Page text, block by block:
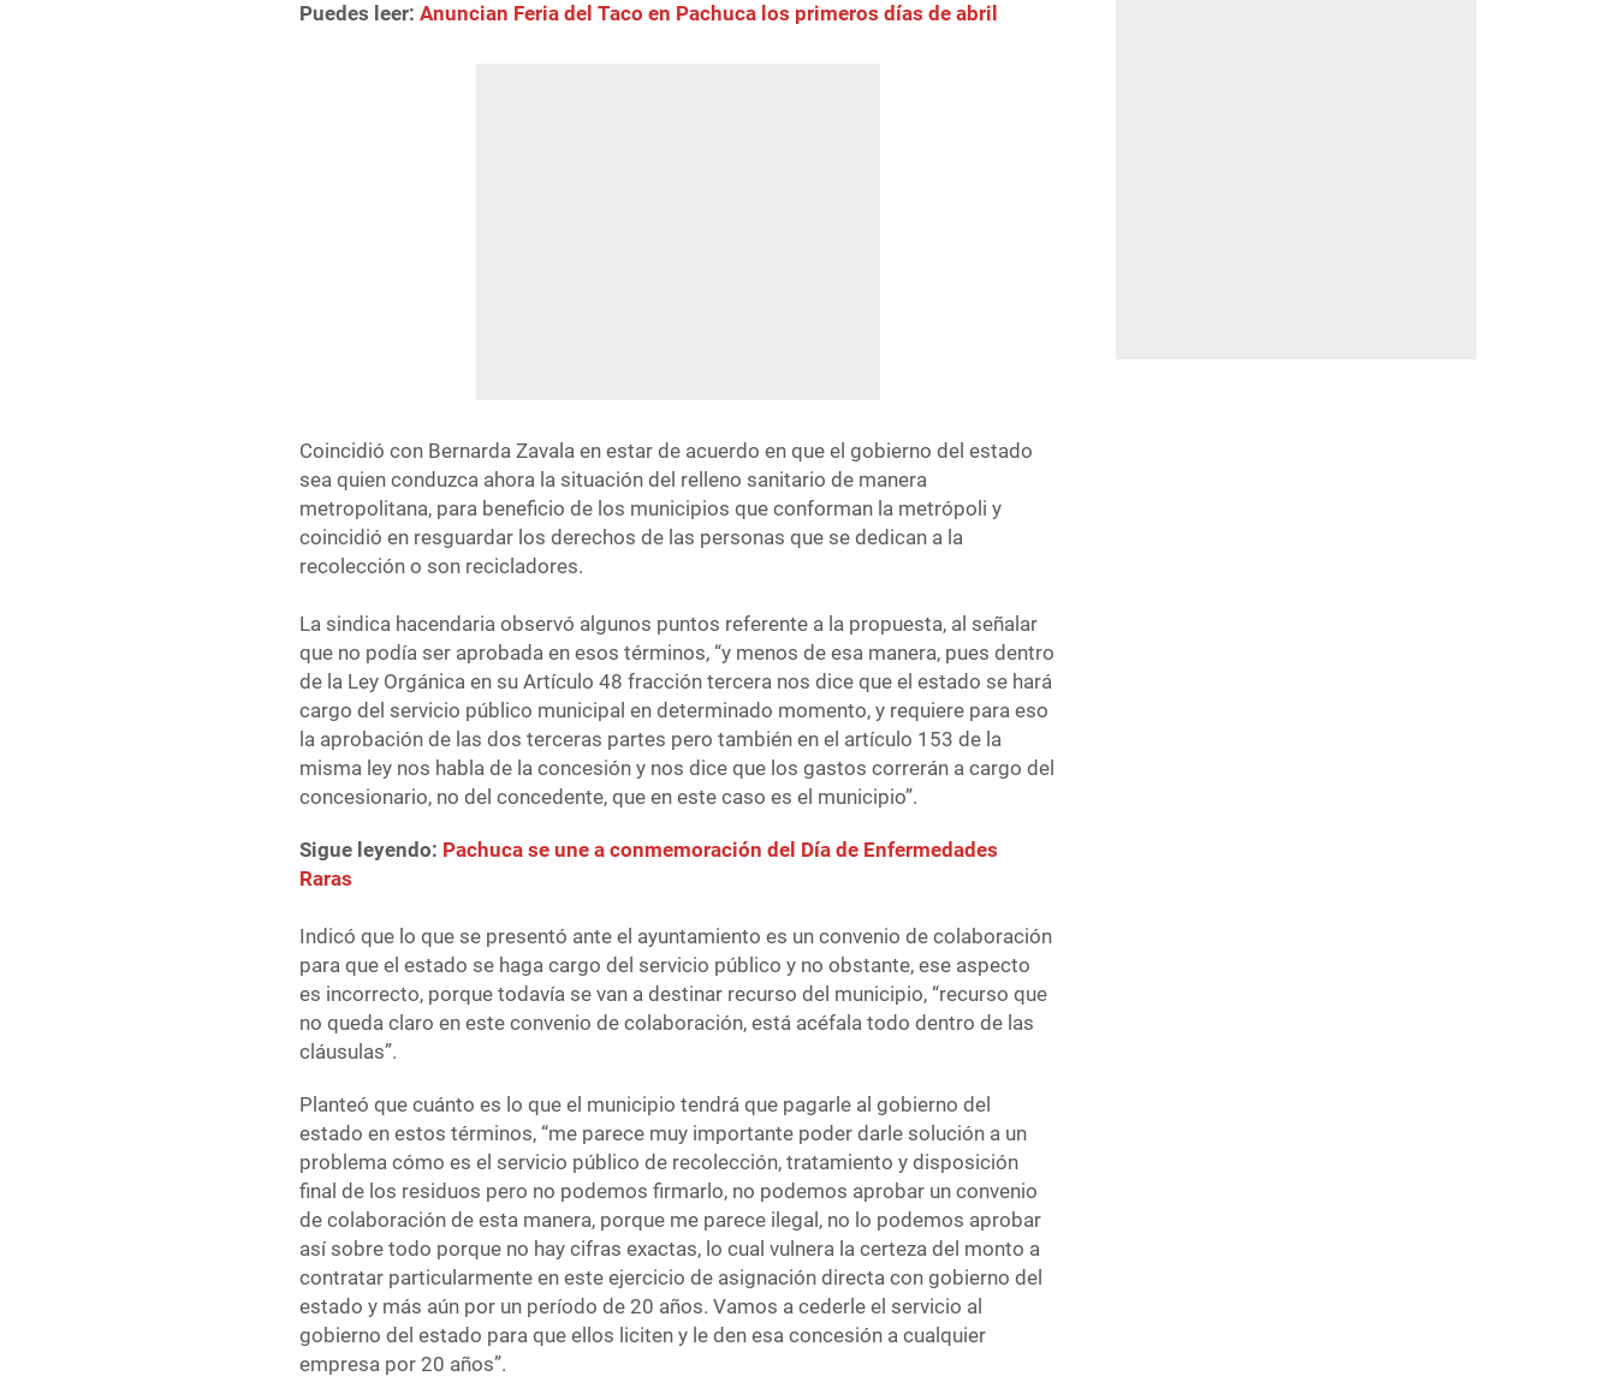
Puedes leer:Anuncian Feria del Taco en Pachuca los primeros días de abril
Coincidió con Bernarda Zavala en estar de acuerdo en que el gobierno del estado
sea quien conduzca ahora la situación del relleno sanitario de manera
metropolitana, para beneficio de los municipios que conforman la metrópoli y
coincidió en resguardar los derechos de las personas que se dedican a la
recolección o son recicladores.
La sindica hacendaria observó algunos puntos referente a la propuesta, al señalar
que no podía ser aprobada en esos términos, “y menos de esa manera, pues dentro
de la Ley Orgánica en su Artículo 48 fracción tercera nos dice que el estado se hará
cargo del servicio público municipal en determinado momento, y requiere para eso
la aprobación de las dos terceras partes pero también en el artículo 153 de la
misma ley nos habla de la concesión y nos dice que los gastos correrán a cargo del
concesionario, no del concedente, que en este caso es el municipio”.
Sigue leyendo: Pachuca se une a conmemoración del Día de Enfermedades
Raras
Indicó que lo que se presentó ante el ayuntamiento es un convenio de colaboración
para que el estado se haga cargo del servicio público y no obstante, ese aspecto
es incorrecto, porque todavía se van a destinar recurso del municipio, “recurso que
no queda claro en este convenio de colaboración, está acéfala todo dentro de las
cláusulas”.
Planteó que cuánto es lo que el municipio tendrá que pagarle al gobierno del
estado en estos términos, “me parece muy importante poder darle solución a un
problema cómo es el servicio público de recolección, tratamiento y disposición
final de los residuos pero no podemos firmarlo, no podemos aprobar un convenio
de colaboración de esta manera, porque me parece ilegal, no lo podemos aprobar
así sobre todo porque no hay cifras exactas, lo cual vulnera la certeza del monto a
contratar particularmente en este ejercicio de asignación directa con gobierno del
estado y más aún por un período de 20 años. Vamos a cederle el servicio al
gobierno del estado para que ellos liciten y le den esa concesión a cualquier
empresa por 20 años”.